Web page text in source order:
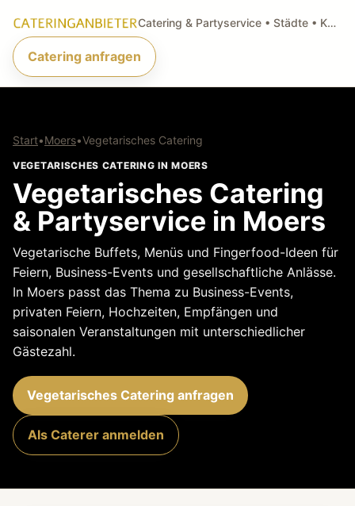
Catering & Partyservice • Städte • Küchenarten • Anfragen
Catering anfragen
Start•Moers•Vegetarisches Catering
VEGETARISCHES CATERING IN MOERS
Vegetarisches Catering
& Partyservice in Moers
Vegetarische Buffets, Menüs und Fingerfood-Ideen für
Feiern, Business-Events und gesellschaftliche Anlässe.
In Moers passt das Thema zu Business-Events,
privaten Feiern, Hochzeiten, Empfängen und
saisonalen Veranstaltungen mit unterschiedlicher
Gästezahl.
Vegetarisches Catering anfragen
Als Caterer anmelden